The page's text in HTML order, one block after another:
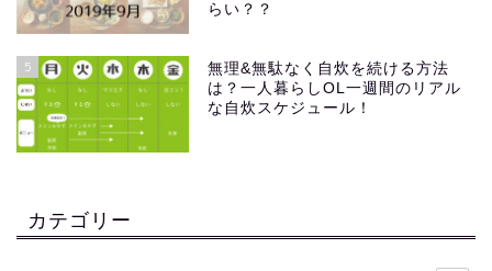
らい？？
5
無理&無駄なく自炊を続ける方法
は？一人暮らしOL一週間のリアル
な自炊スケジュール！
カテゴリー